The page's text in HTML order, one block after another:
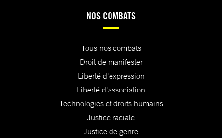
NOS COMBATS
Tous nos combats
Droit de manifester
Liberté d'expression
Liberté d'association
Technologies et droits humains
Justice raciale
Justice de genre